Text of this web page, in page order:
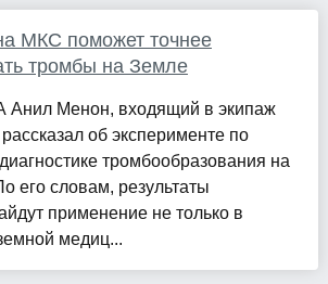
МКС поможет точнее
тромбы на Земле
Анил Менон, входящий в экипаж
об эксперименте по
тромбообразования на
его словам, результаты
применение не только в
медиц...